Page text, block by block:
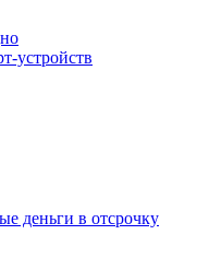
устройств
деньги в отсрочку